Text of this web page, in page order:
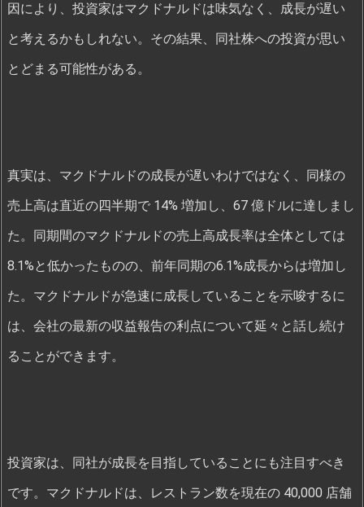
因により、投資家はマクドナルドは味気なく、成長が遅い
と考えるかもしれない。その結果、同社株への投資が思い
とどまる可能性がある。
真実は、マクドナルドの成長が遅いわけではなく、同様の
売上高は直近の四半期で 14% 増加し、67 億ドルに達しまし
た。同期間のマクドナルドの売上高成長率は全体としては
8.1%と低かったものの、前年同期の6.1%成長からは増加し
た。マクドナルドが急速に成長していることを示唆するに
は、会社の最新の収益報告の利点について延々と話し続け
ることができます。
投資家は、同社が成長を目指していることにも注目すべき
です。マクドナルドは、レストラン数を現在の 40,000 店舗